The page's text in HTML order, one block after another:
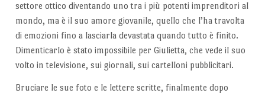
settore ottico diventando uno tra i più potenti imprenditori al
mondo, ma è il suo amore giovanile, quello che l’ha travolta
di emozioni fino a lasciarla devastata quando tutto è finito.
Dimenticarlo è stato impossibile per Giulietta, che vede il suo
volto in televisione, sui giornali, sui cartelloni pubblicitari.
Bruciare le sue foto e le lettere scritte, finalmente dopo